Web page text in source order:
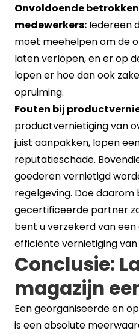
Onvoldoende
medewerkers: Iedereen
moet meehelpen om de
laten verlopen, en er op
lopen er hoe dan ook
opruiming.
Fouten bij
productvernietiging van
juist aanpakken, lopen
reputatieschade.
goederen vernietigd
regelgeving. Doe
gecertificeerde partner
bent u verzekerd van
efficiënte vernietiging van
Conclusie:
magazijn
Een georganiseerde en
is een absolute